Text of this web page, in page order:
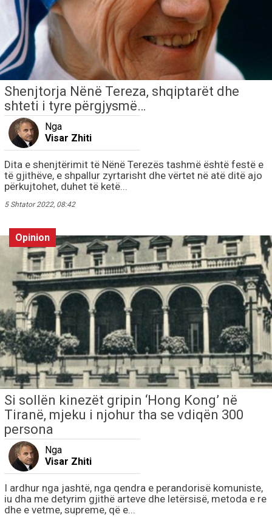
Shenjtorja Nënë Tereza, shqiptarët dhe
shteti i tyre përgjysmë…
Nga
Visar Zhiti
Dita e shenjtërimit të Nënë Terezës tashmë është festë e
të gjithëve, e shpallur zyrtarisht dhe vërtet në atë ditë ajo
përkujtohet, duhet të ketë...
5 Shtator 2022, 08:42
Opinion
Si sollën kinezët gripin ‘Hong Kong’ në
Tiranë, mjeku i njohur tha se vdiqën 300
persona
Nga
Visar Zhiti
I ardhur nga jashtë, nga qendra e perandorisë komuniste,
iu dha me detyrim gjithë arteve dhe letërsisë, metoda e re
dhe e vetme, supreme, që e...